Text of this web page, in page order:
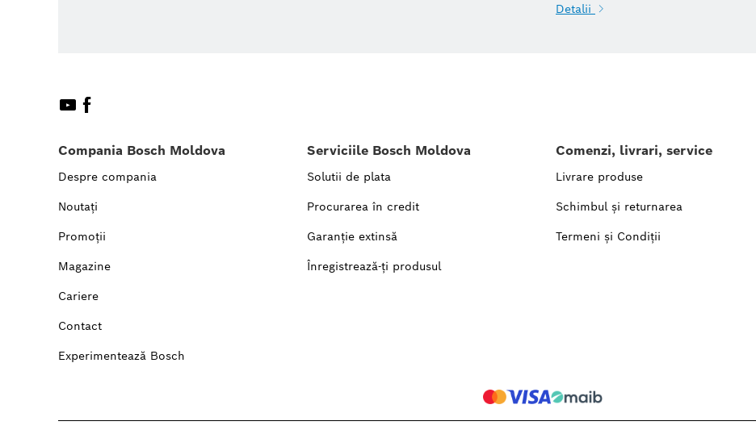
Detalii
Compania Bosch Moldova
Despre compania
Noutați
Promoții
Magazine
Cariere
Contact
Experimentează Bosch
Serviciile Bosch Moldova
Solutii de plata
Procurarea în credit
Garanție extinsă
Înregistrează-ți produsul
Comenzi, livrari, service
Livrare produse
Schimbul și returnarea
Termeni și Condiții